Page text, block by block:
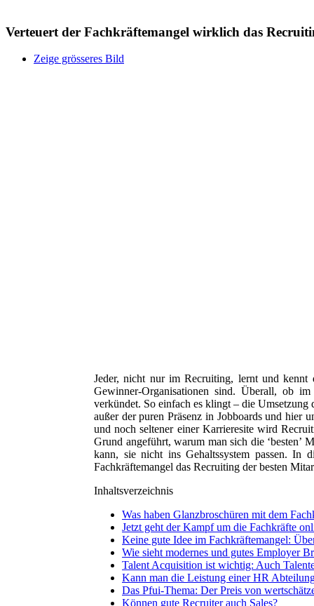
Verteuert der Fachkräftemangel wirklich das
Zeige grösseres Bild
Jeder, nicht nur im Recruiting, lernt und kennt
Gewinner-Organisationen sind. Überall, ob
verkündet. So einfach es klingt – die
außer der puren Präsenz in Jobboards und
und noch seltener einer Karrieresite wird
Grund angeführt, warum man sich die ‘besten’
kann, sie nicht ins Gehaltssystem passen.
Fachkräftemangel das Recruiting der besten
Inhaltsverzeichnis
Was haben Glanzbroschüren mit dem
Jetzt geht der Kampf um die Fachkräfte
Keine gute Idee im Fachkräftemangel:
Wie sieht modernes und gutes Employer
Talent Acquisition ist wichtig: Auch
Kann man die Leistung einer HR
Das Pfui-Thema: Der Preis von
Können gute Recruiter auch Sales?